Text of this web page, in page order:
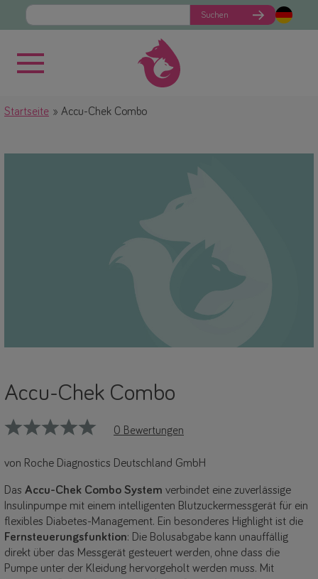
Suchen
Startseite Accu-Chek Combo
Accu-Chek Combo
0 Bewertungen
von Roche Diagnostics Deutschland GmbH
Das Accu-Chek Combo System verbindet eine zuverlässige
Insulinpumpe mit einem intelligenten Blutzuckermessgerät für ein
flexibles Diabetes-Management. Ein besonderes Highlight ist die
Fernsteuerungsfunktion: Die Bolusabgabe kann unauffällig
direkt über das Messgerät gesteuert werden, ohne dass die
Pumpe unter der Kleidung hervorgeholt werden muss. Mit